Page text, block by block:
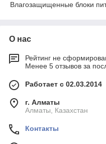
Влагозащищенные блоки
О нас
Рейтинг не
Менее 5 отзывов за
Работает с 02.03.2014
г. Алматы
Алматы, Казахстан
Контакты